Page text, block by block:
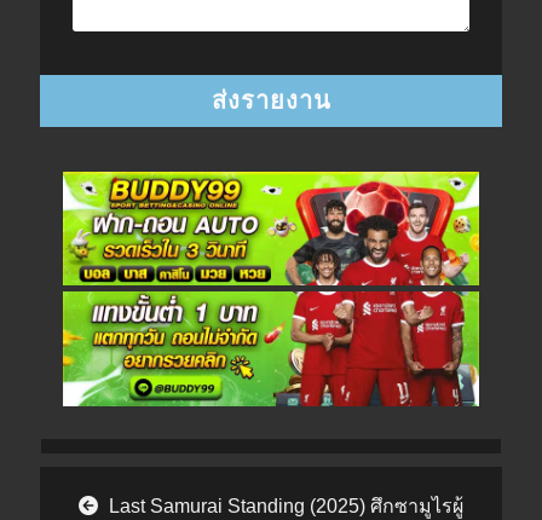
Post navigation
Last Samurai Standing (2025) ศึกซามูไรผู้